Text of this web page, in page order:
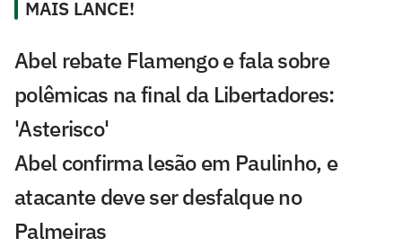
MAIS LANCE!
Abel rebate Flamengo e fala sobre
polêmicas na final da Libertadores:
'Asterisco'
Abel confirma lesão em Paulinho, e
atacante deve ser desfalque no
Palmeiras